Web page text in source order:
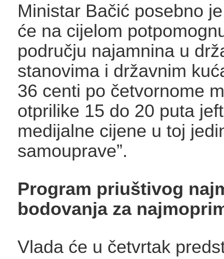
Ministar Bačić posebno
će na cijelom
području najamnina u
stanovima i državnim
36 centi po četvornome
otprilike 15 do 20 puta
medijalne cijene u toj
samouprave”.
Program priuštivog
bodovanja za
Vlada će u četvrtak